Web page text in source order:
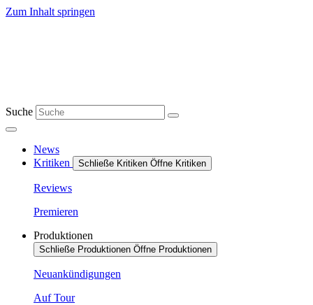
Zum Inhalt springen
Suche
News
Kritiken
Schließe Kritiken Öffne Kritiken
Reviews
Premieren
Produktionen
Schließe Produktionen Öffne Produktionen
Neuankündigungen
Auf Tour